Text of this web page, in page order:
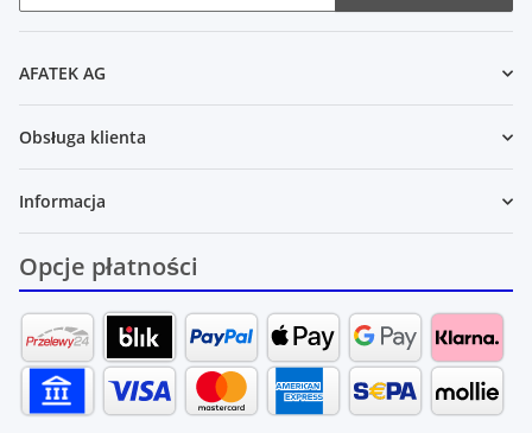
AFATEK AG
Obsługa klienta
Informacja
Opcje płatności